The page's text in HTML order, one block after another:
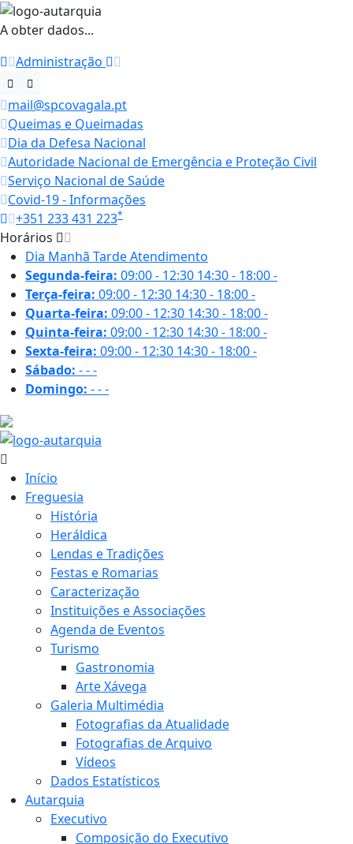
A obter dados...
Administração
mail@spcovagala.pt
Queimas e Queimadas
Dia da Defesa Nacional
Autoridade Nacional de Emergência e Proteção Civil
Serviço Nacional de Saúde
Covid-19 - Informações
+351 233 431 223*
Horários
Dia Manhã TardeAtendimento
Segunda-feira: 09:00 - 12:30 14:30 - 18:00-
Terça-feira: 09:00 - 12:30 14:30 - 18:00-
Quarta-feira: 09:00 - 12:30 14:30 - 18:00-
Quinta-feira: 09:00 - 12:30 14:30 - 18:00-
Sexta-feira: 09:00 - 12:30 14:30 - 18:00-
Sábado: ---
Domingo: ---
Início
Freguesia
História
Heráldica
Lendas e Tradições
Festas e Romarias
Caracterização
Instituições e Associações
Agenda de Eventos
Turismo
Gastronomia
Arte Xávega
Galeria Multimédia
Fotografias da Atualidade
Fotografias de Arquivo
Vídeos
Dados Estatísticos
Autarquia
Executivo
Composição do Executivo